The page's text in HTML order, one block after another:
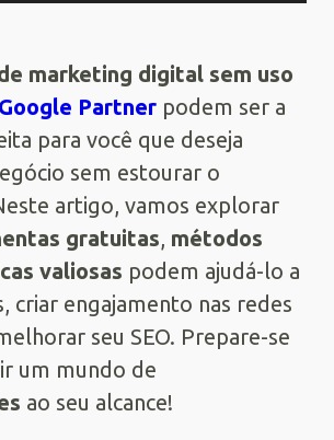
marketing digital sem uso
Google Partner podem ser a
para você que deseja
sem estourar o
artigo, vamos explorar
gratuitas, métodos
valiosas podem ajudá-lo a
criar engajamento nas redes
seu SEO. Prepare-se
um mundo de
ao seu alcance!